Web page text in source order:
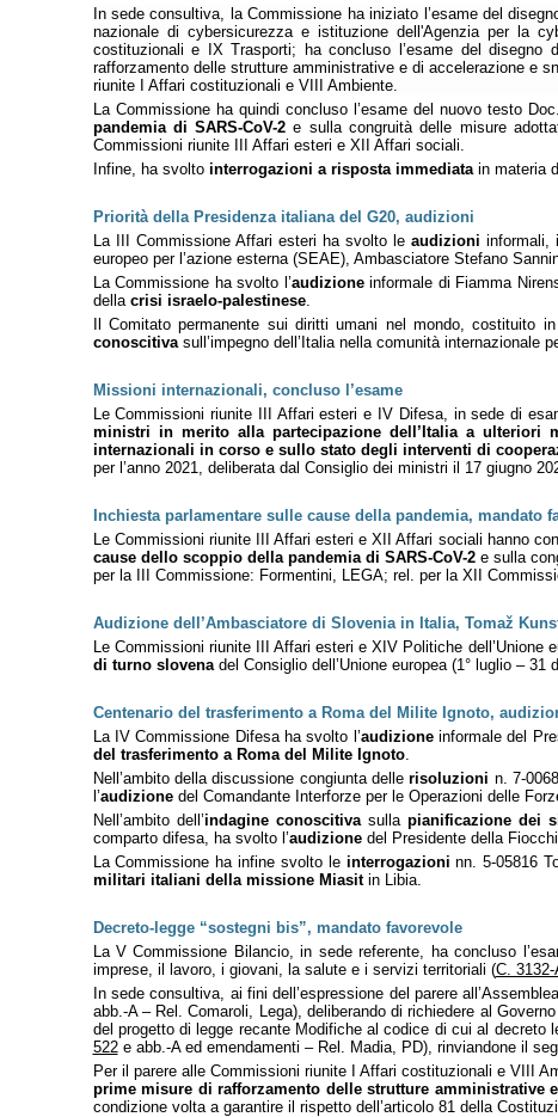
In sede consultiva, la Commissione ha iniziato l’esame del
nazionale di cybersicurezza e istituzione dell'Agenzia per la
costituzionali e IX Trasporti; ha concluso l’esame del
rafforzamento delle strutture amministrative e di accelerazione e
riunite I Affari costituzionali e VIII Ambiente.
La Commissione ha quindi concluso l’esame del nuovo testo
pandemia di SARS-CoV-2 e sulla congruità delle misure
Commissioni riunite III Affari esteri e XII Affari sociali.
Infine, ha svolto interrogazioni a risposta immediatain materia
Priorità della Presidenza italiana del G20, audizioni
La III Commissione Affari esteri ha svolto le audizioni informali,
europeo per l’azione esterna (SEAE), Ambasciatore Stefano
La Commissione ha svolto l’audizioneinformale di Fiamma
della crisi israelo-palestinese.
Il Comitato permanente sui diritti umani nel mondo, costituito
conoscitivasull’impegno dell’Italia nella comunità internazionale
Missioni internazionali, concluso l’esame
Le Commissioni riunite
III Affari esteri e IV Difesa, in sede di
ministri in merito alla partecipazione dell’Italia a ulteriori
internazionali in corso e sullo stato degli interventi di
per l’anno 2021, deliberata dal Consiglio dei ministri il 17 giugno
Inchiesta parlamentare sulle cause della pandemia, mandato
Le Commissioni riunite III Affari esteri e XII Affari sociali hanno
cause dello scoppio della pandemia di SARS-CoV-2e sulla
per la III Commissione: Formentini, LEGA; rel. per la XII
Audizione dell’Ambasciatore di Slovenia in Italia, Tomaž
Le Commissioni riunite III Affari esteri e XIV Politiche dell’Unione
di turno slovenadel Consiglio dell’Unione europea (1° luglio – 31
Centenario del trasferimento a Roma del Milite Ignoto,
La IV Commissione Difesa ha svolto l’audizioneinformale del
del trasferimento a Roma del Milite Ignoto.
Nell’ambito della discussione congiunta dellerisoluzioni n. 7-
l’audizionedel Comandante Interforze per le Operazioni delle
Nell’ambito dell’indagine conoscitivasulla pianificazione dei
comparto difesa, ha svolto l’audizionedel Presidente della
La Commissione ha infine svolto le interrogazioni nn. 5-05816
militari italiani della missione Miasitin Libia.
Decreto-legge “sostegni bis”, mandato favorevole
La V Commissione Bilancio, in sede referente, ha concluso
imprese, il lavoro, i giovani, la salute e i servizi territoriali (C. 3132-
In sede consultiva, ai fini dell’espressione del parere
abb.-A – Rel. Comaroli, Lega), deliberando di richiedere al
del progetto di legge recante Modifiche al codice di cui al decreto
522e abb.-A ed emendamenti – Rel. Madia, PD), rinviandone il
Per il parere alle Commissioni riunite I Affari costituzionali e VIII
prime misure di rafforzamento delle strutture amministrative
condizione volta a garantire il rispetto dell’articolo 81 della